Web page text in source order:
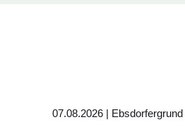
07.08.2026 |